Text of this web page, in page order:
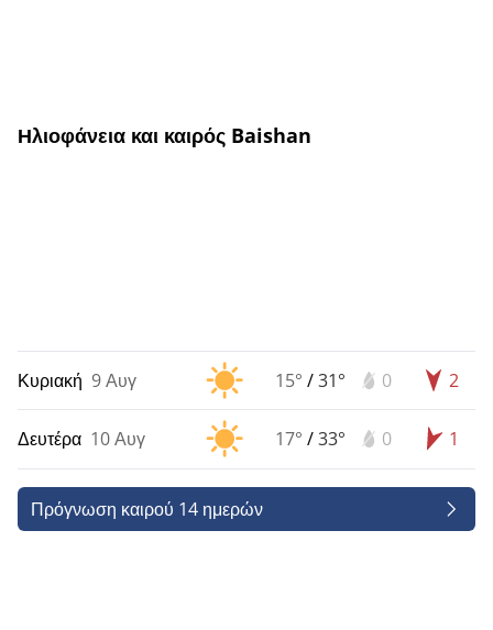
Ηλιοφάνεια και καιρός Baishan
Κυριακή 9 Αυγ 15° /31° 0 2
Δευτέρα 10 Αυγ 17° /33° 0 1
Πρόγνωση καιρού 14 ημερών